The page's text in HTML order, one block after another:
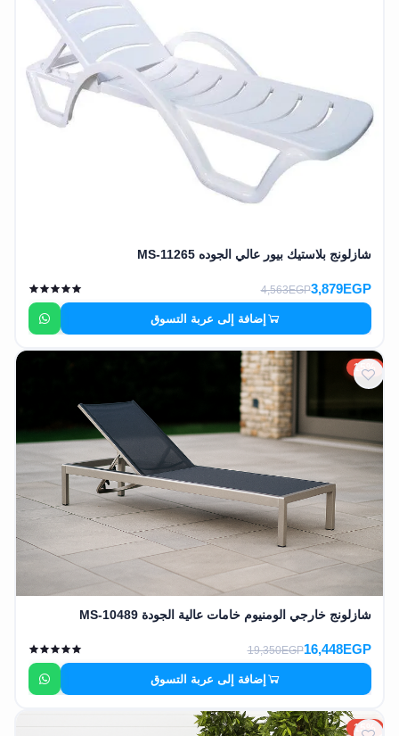
ومطاعم
وفنادق
حواجز
مرورية
الحيوانات
EN
الدخول
اشترك
الآن
شازلونج بلاستيك بيور عالي الجوده MS-11265
3,879EGP
4,563EGP
إضافة إلى عربة التسوق
15%
شازلونج خارجي الومنيوم خامات عالية الجودة MS-10489
16,448EGP
19,350EGP
إضافة إلى عربة التسوق
15%